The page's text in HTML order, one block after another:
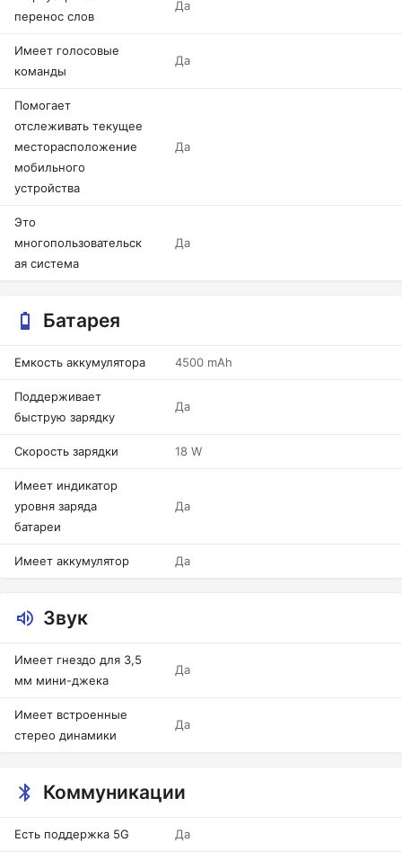
перенос слов
Да
Имеет голосовые
команды
Да
Помогает
отслеживать текущее
месторасположение
мобильного
устройства
Да
Это
многопользовательск
ая система
Да
Батарея
Емкость аккумулятора 4500 mAh
Поддерживает
быструю зарядку
Да
Скорость зарядки 18 W
Имеет индикатор
уровня заряда
батареи
Да
Имеет аккумулятор Да
Звук
Имеет гнездо для 3,5
мм мини-джека
Да
Имеет встроенные
стерео динамики
Да
Коммуникации
Есть поддержка 5G Да